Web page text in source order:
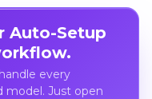
Auto-Setup
every
model. Just open